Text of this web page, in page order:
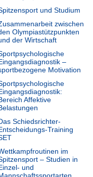
und Studium
zwischen
Olympiastützpunkten
der Wirtschaft
–
Motivation
Affektive
Schiedsrichter-
Training
im
– Studien in
und